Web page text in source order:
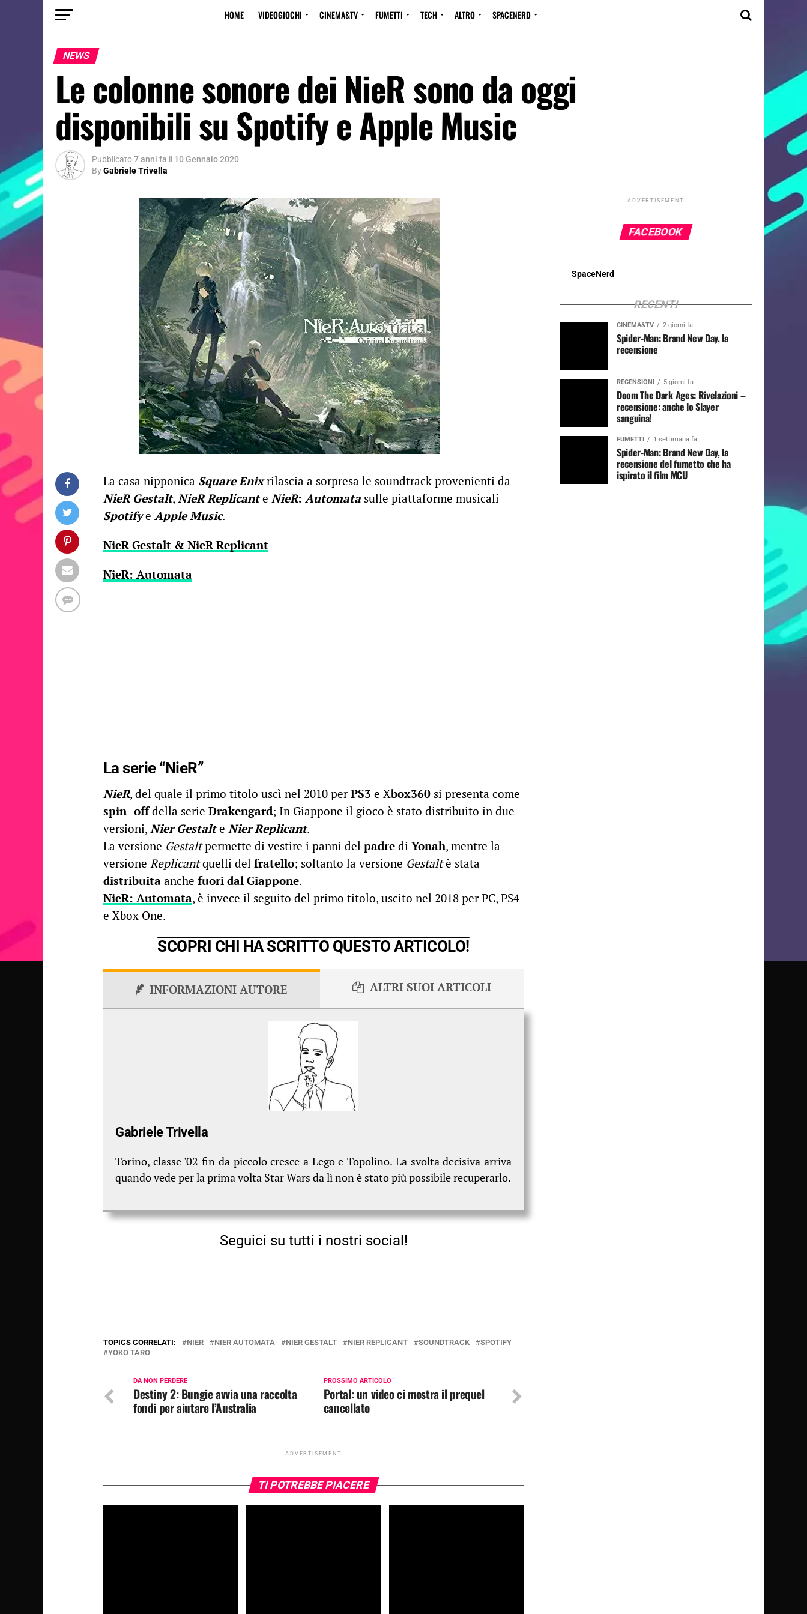
HOME VIDEOGIOCHI CINEMA&TV FUMETTI TECH ALTRO SPACENERD
NEWS
Le colonne sonore dei NieR sono da oggi
disponibili su Spotify e Apple Music
Pubblicato7 anni fa il 10 Gennaio 2020
ByGabriele Trivella
La casa nipponica Square Enixrilascia a sorpresa le soundtrack provenienti da
NieR Gestalt, NieR Replicante NieR: Automata sulle piattaforme musicali
Spotifye Apple Music.
NieR Gestalt & NieR Replicant
NieR: Automata
La serie “NieR”
NieR, del quale il primo titolo uscì nel 2010 perPS3 e Xbox360 si presenta come
spin–offdella serie Drakengard; In Giappone il gioco è stato distribuito in due
versioni, Nier Gestalte Nier Replicant.
La versione Gestaltpermette di vestire i panni del padre di Yonah, mentre la
versione Replicantquelli del fratello; soltanto la versione Gestaltè stata
distribuita anche fuori dal Giappone.
NieR: Automata, è invece il seguito del primo titolo, uscito nel 2018 per PC, PS4
e Xbox One.
SCOPRI CHI HA SCRITTO QUESTO ARTICOLO!
INFORMAZIONI AUTORE ALTRI SUOI ARTICOLI
Gabriele Trivella
Torino, classe '02 fin da piccolo cresce a Lego e Topolino. La svolta decisiva arriva
quando vede per la prima volta Star Wars da lì non è stato più possibile recuperarlo.
Seguici su tutti i nostri social!
TOPICS CORRELATI: NIER NIER AUTOMATA NIER GESTALT NIER REPLICANT SOUNDTRACK
SPOTIFY
YOKO TARO
PROSSIMO ARTICOLO
Portal: un video ci mostra il prequel
cancellato
DA NON PERDERE
Destiny 2: Bungie avvia una raccolta
fondi per aiutare l’Australia
ADVERTISEMENT
TI POTREBBE PIACERE
ADVERTISEMENT
FACEBOOK
SpaceNerd
RECENTI
CINEMA&TV 2 giorni fa
Spider-Man: Brand New Day, la
recensione
RECENSIONI 5 giorni fa
Doom The Dark Ages: Rivelazioni –
recensione: anche lo Slayer
sanguina!
FUMETTI 1 settimana fa
Spider-Man: Brand New Day, la
recensione del fumetto che ha
ispirato il film MCU